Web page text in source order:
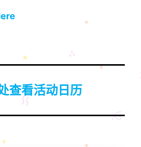
查看活动日历